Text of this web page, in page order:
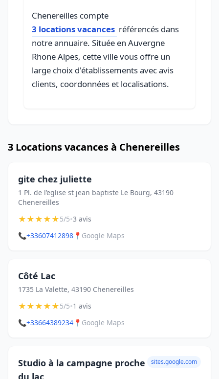
Chenereilles compte
3 locations vacances référencés dans
notre annuaire. Située en Auvergne
Rhone Alpes, cette ville vous offre un
large choix d'établissements avec avis
clients, coordonnées et localisations.
3 Locations vacances à Chenereilles
gite chez juliette
1 Pl. de l’eglise st jean baptiste Le Bourg, 43190
Chenereilles
★★★★★5/5•3 avis
📞+33607412898 📍 Google Maps
Côté Lac
1735 La Valette, 43190 Chenereilles
★★★★★5/5•1 avis
📞+33664389234 📍 Google Maps
Studio à la campagne proche
du lac
sites.google.com